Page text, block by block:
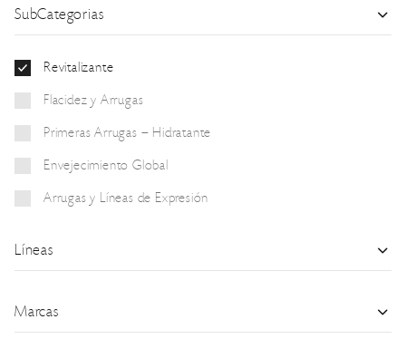
SubCategorias
Revitalizante
Flacidez y Arrugas
Primeras Arrugas – Hidratante
Envejecimiento Global
Arrugas y Líneas de Expresión
Líneas
Marcas